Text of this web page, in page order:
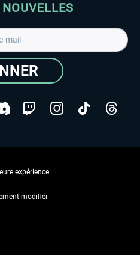
GmbH - Tous droits réservés
expérience
modifier